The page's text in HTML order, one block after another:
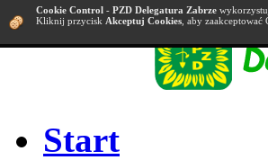
Start
Cookie Control - PZD Delegatura Zabrze
Kliknij przycisk Akceptuj Cookies , aby zaakceptować